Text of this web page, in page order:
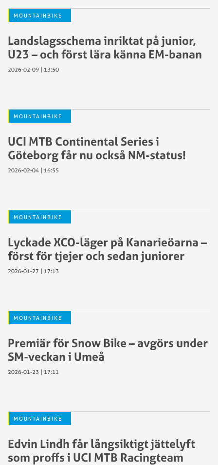
MOUNTAINBIKE
Landslagsschema inriktat på junior,
U23 – och först lära känna EM-banan
2026-02-09 | 13:50
MOUNTAINBIKE
UCI MTB Continental Series i
Göteborg får nu också NM-status!
2026-02-04 | 16:55
MOUNTAINBIKE
Lyckade XCO-läger på Kanarieöarna –
först för tjejer och sedan juniorer
2026-01-27 | 17:13
MOUNTAINBIKE
Premiär för Snow Bike – avgörs under
SM-veckan i Umeå
2026-01-23 | 17:11
MOUNTAINBIKE
Edvin Lindh får långsiktigt jättelyft
som proffs i UCI MTB Racingteam